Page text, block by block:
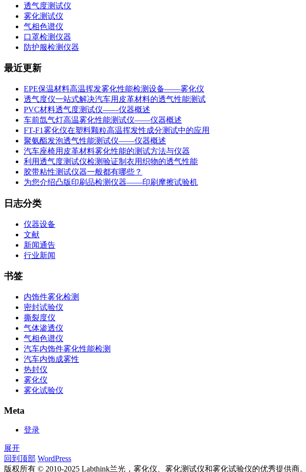
透气度测试仪
雾化测试仪
气相色谱仪
口罩检测仪器
防护服检测仪器
最近更新
EPE保温材料高温挥发雾化性能检测设备——雾化仪
透气度仪一站式解决汽车用皮革材料的透气性能测试
PVC材料透气度测试仪——仪器概述
车前氙气灯高温雾化性能测试仪——仪器概述
FT-F1雾化仪在塑料颗粒高温挥发性成分测试中的应用
聚氨酯发泡透气性能测试仪——仪器概述
汽车座椅用皮革材料雾化性能的测试方法与仪器
利用透气度测试仪检测验证制衣用织物的透气性能
胶带粘性测试仪器一般都有哪些？
为您介绍凸版印刷品检测仪器——印刷摩擦试验机
日志分类
仪器设备
文献
新闻通告
行业新闻
书签
内饰件雾化检测
密封试验仪
撕裂度仪
气体渗透仪
气相色谱仪
汽车内饰件雾化性能检测
汽车内饰成雾性
热封仪
雾化仪
雾化试验仪
Meta
登录
展开
回到顶部 WordPress
版权所有 © 2010-2025 Labthink兰光，雾化仪、雾化测试仪和雾化试验仪的优秀提供商。